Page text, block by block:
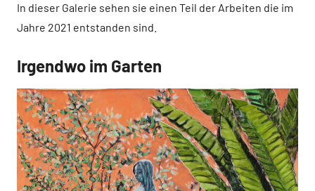
In dieser Galerie sehen sie einen Teil der Arbeiten die im
Jahre 2021 entstanden sind.
ArbeitenNeuigkeiten
Irgendwo im Garten
Arbeiten
2021
Neuigkeiten